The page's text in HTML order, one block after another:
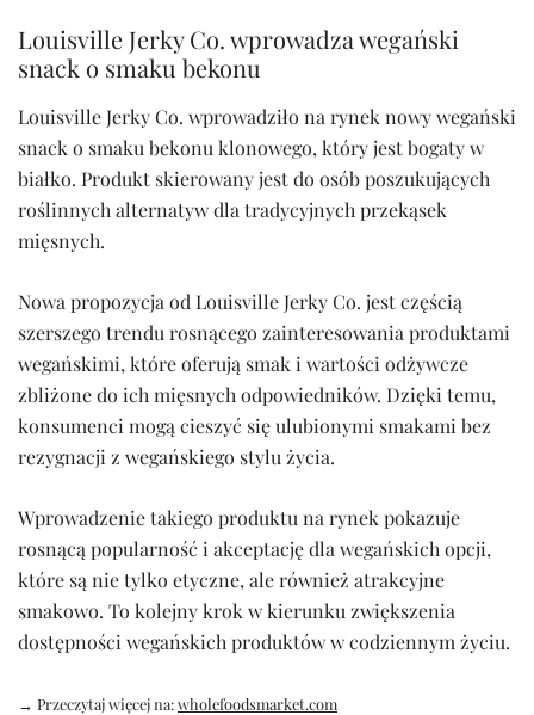
Louisville Jerky Co. wprowadza wegański
snack o smaku bekonu
Louisville Jerky Co. wprowadziło na rynek nowy wegański
snack o smaku bekonu klonowego, który jest bogaty w
białko. Produkt skierowany jest do osób poszukujących
roślinnych alternatyw dla tradycyjnych przekąsek
mięsnych.
Nowa propozycja od Louisville Jerky Co. jest częścią
szerszego trendu rosnącego zainteresowania produktami
wegańskimi, które oferują smak i wartości odżywcze
zbliżone do ich mięsnych odpowiedników. Dzięki temu,
konsumenci mogą cieszyć się ulubionymi smakami bez
rezygnacji z wegańskiego stylu życia.
Wprowadzenie takiego produktu na rynek pokazuje
rosnącą popularność i akceptację dla wegańskich opcji,
które są nie tylko etyczne, ale również atrakcyjne
smakowo. To kolejny krok w kierunku zwiększenia
dostępności wegańskich produktów w codziennym życiu.
→ Przeczytaj więcej na:wholefoodsmarket.com